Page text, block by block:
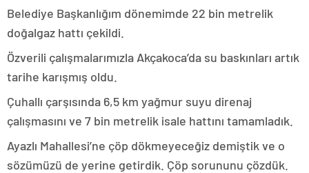
Belediye Başkanlığım dönemimde 22 bin metrelik
doğalgaz hattı çekildi.
Özverili çalışmalarımızla Akçakoca’da su baskınları artık
tarihe karışmış oldu.
Çuhallı çarşısında 6,5 km yağmur suyu direnaj
çalışmasını ve 7 bin metrelik isale hattını tamamladık.
Ayazlı Mahallesi’ne çöp dökmeyeceğiz demiştik ve o
sözümüzü de yerine getirdik. Çöp sorununu çözdük.